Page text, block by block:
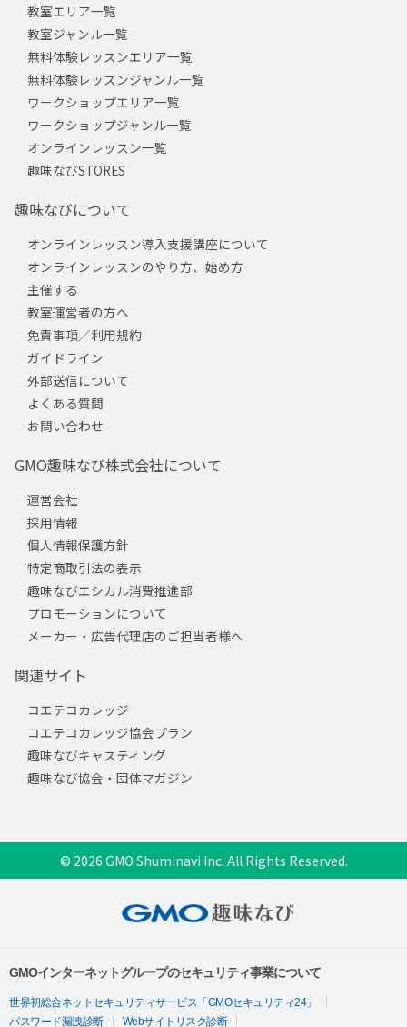
教室エリア一覧
教室ジャンル一覧
無料体験レッスンエリア一覧
無料体験レッスンジャンル一覧
ワークショップエリア一覧
ワークショップジャンル一覧
オンラインレッスン一覧
趣味なびSTORES
趣味なびについて
オンラインレッスン導入支援講座について
オンラインレッスンのやり方、始め方
主催する
教室運営者の方へ
免責事項／利用規約
ガイドライン
外部送信について
よくある質問
お問い合わせ
GMO趣味なび株式会社について
運営会社
採用情報
個人情報保護方針
特定商取引法の表示
趣味なびエシカル消費推進部
プロモーションについて
メーカー・広告代理店のご担当者様へ
関連サイト
コエテコカレッジ
コエテコカレッジ協会プラン
趣味なびキャスティング
趣味なび協会・団体マガジン
© 2026 GMO Shuminavi Inc. All Rights Reserved.